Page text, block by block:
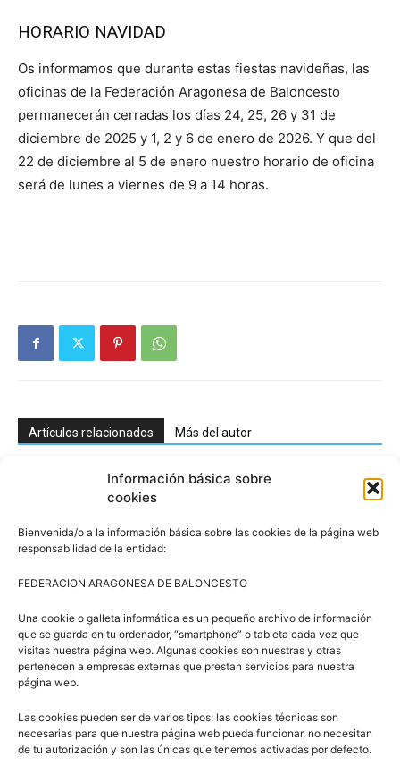
Información básica sobre
cookies
Bienvenida/o a la información básica sobre las cookies de la página web
responsabilidad de la entidad:
FEDERACION ARAGONESA DE BALONCESTO
Una cookie o galleta informática es un pequeño archivo de información
que se guarda en tu ordenador, “smartphone” o tableta cada vez que
visitas nuestra página web. Algunas cookies son nuestras y otras
pertenecen a empresas externas que prestan servicios para nuestra
página web.
Las cookies pueden ser de varios tipos: las cookies técnicas son
necesarias para que nuestra página web pueda funcionar, no necesitan
de tu autorización y son las únicas que tenemos activadas por defecto.
HORARIO NAVIDAD
Os informamos que durante estas fiestas navideñas, las
oficinas de la Federación Aragonesa de Baloncesto
permanecerán cerradas los días 24, 25, 26 y 31 de
diciembre de 2025 y 1, 2 y 6 de enero de 2026. Y que del
22 de diciembre al 5 de enero nuestro horario de oficina
será de lunes a viernes de 9 a 14 horas.
Artículos relacionados Más del autor
3×3 Villanúa 2026
Campus Baloncesto Villanúa 2026